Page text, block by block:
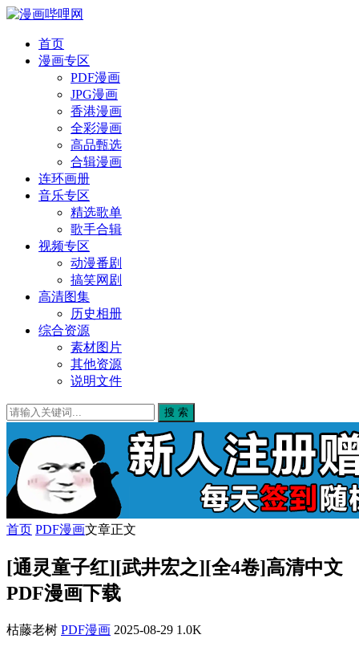
首页
漫画专区
PDF漫画
JPG漫画
香港漫画
全彩漫画
高品甄选
合辑漫画
连环画册
音乐专区
精选歌单
歌手合辑
视频专区
动漫番剧
搞笑网剧
高清图集
历史相册
综合资源
素材图片
其他资源
说明文件
搜 索
首页 PDF漫画文章正文
[通灵童子红][武井宏之][全4卷]高清中文
PDF漫画下载
枯藤老树 PDF漫画 2025-08-29 1.0K